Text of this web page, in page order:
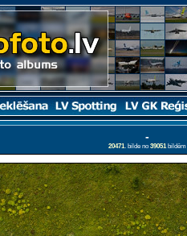
-
20471. bilde no 39051bildēm